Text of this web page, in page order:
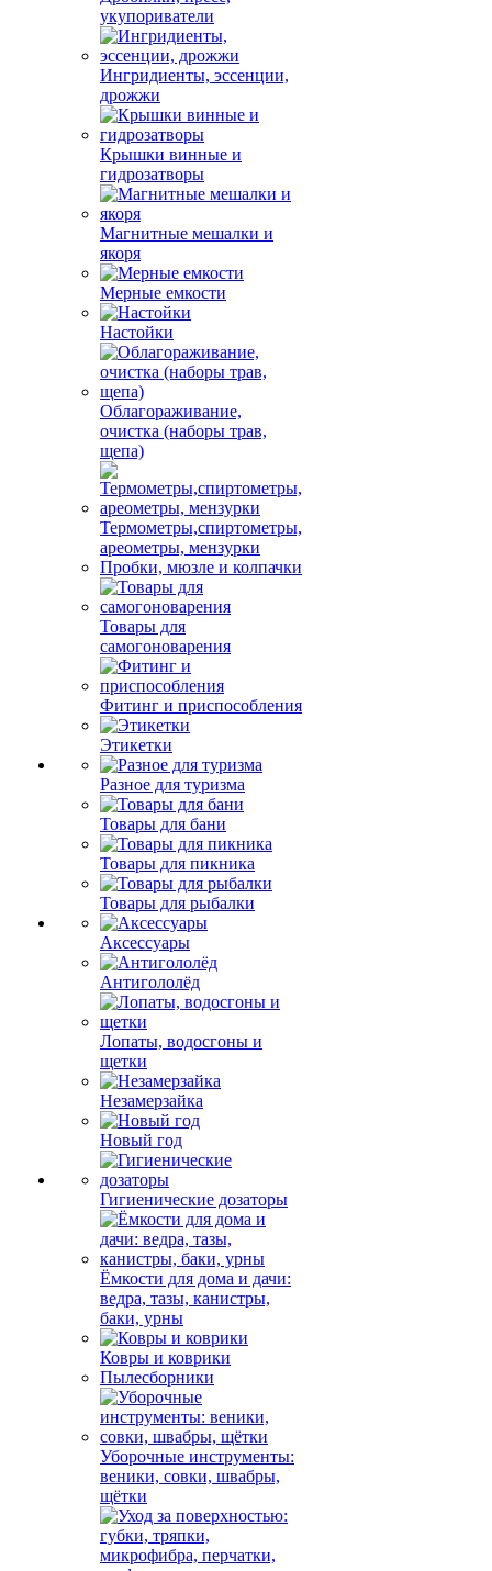
укупориватели
Ингридиенты, эссенции,
дрожжи
Крышки винные и
гидрозатворы
Магнитные мешалки и
якоря
Мерные емкости
Настойки
Облагораживание,
очистка (наборы трав,
щепа)
Термометры,спиртометры,
ареометры, мензурки
Пробки, мюзле и колпачки
Товары для
самогоноварения
Фитинг и приспособления
Этикетки
Разное для туризма
Товары для бани
Товары для пикника
Товары для рыбалки
Аксессуары
Антигололёд
Лопаты, водосгоны и
щетки
Незамерзайка
Новый год
Гигиенические дозаторы
Ёмкости для дома и дачи:
ведра, тазы, канистры,
баки, урны
Ковры и коврики
Пылесборники
Уборочные инструменты:
веники, совки, швабры,
щётки